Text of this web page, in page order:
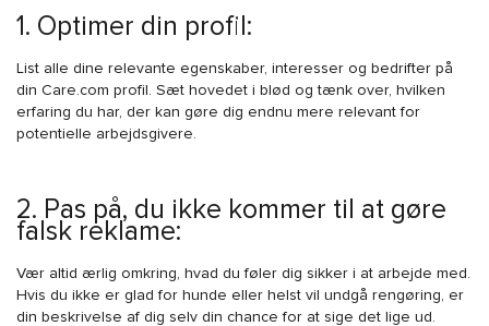
1. Optimer din profil:
List alle dine relevante egenskaber, interesser og bedrifter på
din Care.com profil. Sæt hovedet i blød og tænk over, hvilken
erfaring du har, der kan gøre dig endnu mere relevant for
potentielle arbejdsgivere.
2. Pas på, du ikke kommer til at gøre
falsk reklame:
Vær altid ærlig omkring, hvad du føler dig sikker i at arbejde med.
Hvis du ikke er glad for hunde eller helst vil undgå rengøring, er
din beskrivelse af dig selv din chance for at sige det lige ud.